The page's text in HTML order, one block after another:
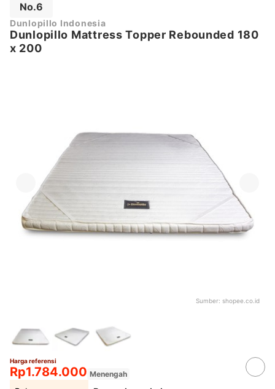
No.6
Dunlopillo Indonesia
Dunlopillo Mattress Topper Rebounded 180
x 200
Sumber: shopee.co.id
Harga referensi
Rp1.784.000 Menengah